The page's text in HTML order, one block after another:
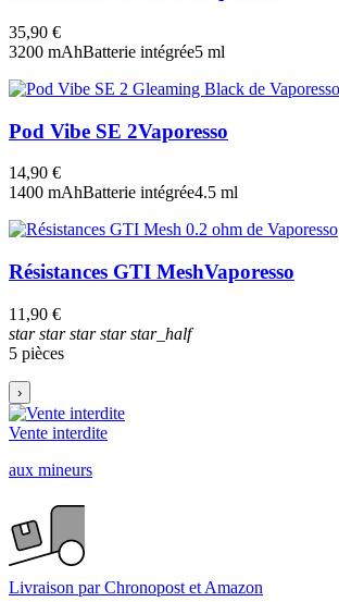
35,90 €
3200 mAhBatterie intégrée5 ml
Pod Vibe SE 2Vaporesso
14,90 €
1400 mAhBatterie intégrée4.5 ml
Résistances GTI MeshVaporesso
11,90 €
starstarstarstarstar_half
5 pièces
›
Vente interdite
aux mineurs
Livraison par Chronopost et Amazon